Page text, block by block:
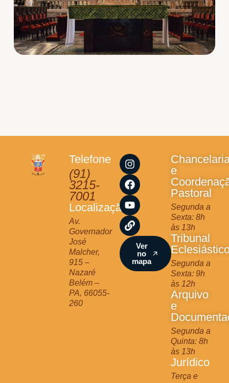
Telefone
(91)
3215-
7001
Localização
Av.
Governador
José
Malcher,
915 –
Nazaré
Belém –
PA, 66055-
260
I
n
s
t
a
g
r
a
m
F
a
c
e
b
o
o
k
Y
o
u
t
u
b
e
L
i
n
k
Ver
no
mapa
e
Pastoral
Segunda a
Sexta: 8h
às 13h
Tribunal
Segunda a
Sexta: 9h
às 12h
Arquivo
e
Segunda a
Quinta: 8h
às 13h
Jurídico
Terça e